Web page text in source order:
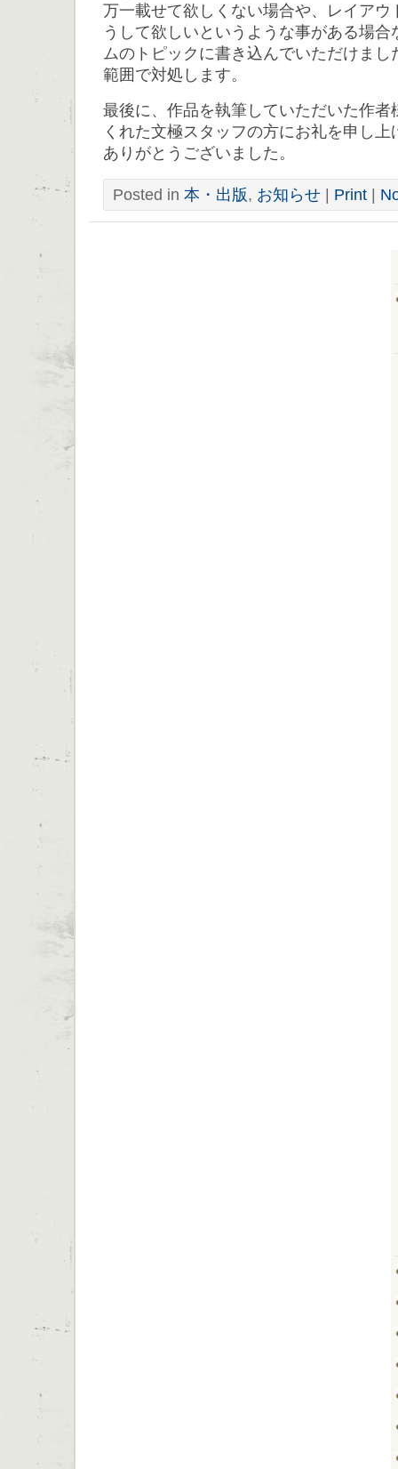
万一載せて欲しくない場合や、レイアウ
うして欲しいというような事がある場
ムのトピックに書き込んでいただけま
範囲で対処します。
最後に、作品を執筆していただいた作者
くれた文極スタッフの方にお礼を申し
ありがとうございました。
Posted in 本・出版, お知らせ Print